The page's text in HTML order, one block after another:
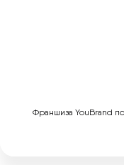
Франшиза YouBrand